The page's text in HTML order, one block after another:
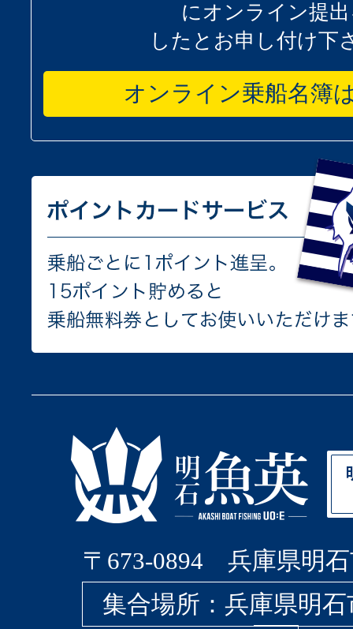
にオンライン提
したとお申し付け下
オンライン乗船名簿
〒673-0894 兵庫県明石
集合場所：兵庫県明